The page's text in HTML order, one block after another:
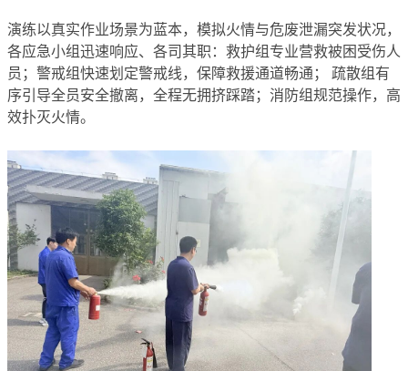
演练以真实作业场景为蓝本，模拟火情与危废泄漏突发状况，
各应急小组迅速响应、各司其职：救护组专业营救被困受伤人
员；警戒组快速划定警戒线，保障救援通道畅通； 疏散组有
序引导全员安全撤离，全程无拥挤踩踏；消防组规范操作，高
效扑灭火情。